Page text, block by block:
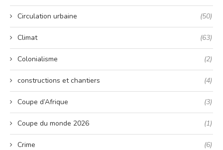
Circulation urbaine (50)
Climat (63)
Colonialisme (2)
constructions et chantiers (4)
Coupe d’Afrique (3)
Coupe du monde 2026 (1)
Crime (6)